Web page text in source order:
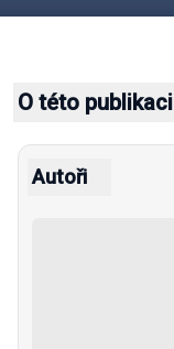
O této publikaci
Autoři